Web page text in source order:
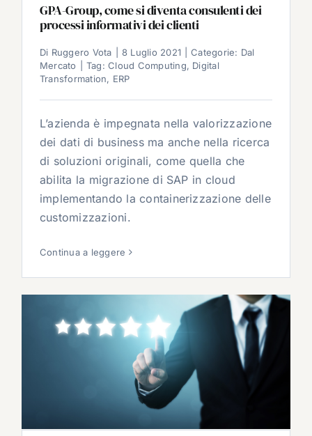
GPA-Group, come si diventa consulenti dei
processi informativi dei clienti
Di Ruggero Vota 8 Luglio 2021 Categorie: Dal
Mercato
Tag:Cloud Computing, Digital
Transformation, ERP
L’azienda è impegnata nella valorizzazione
dei dati di business ma anche nella ricerca
di soluzioni originali, come quella che
abilita la migrazione di SAP in cloud
implementando la containerizzazione delle
customizzazioni.
Continua a leggere